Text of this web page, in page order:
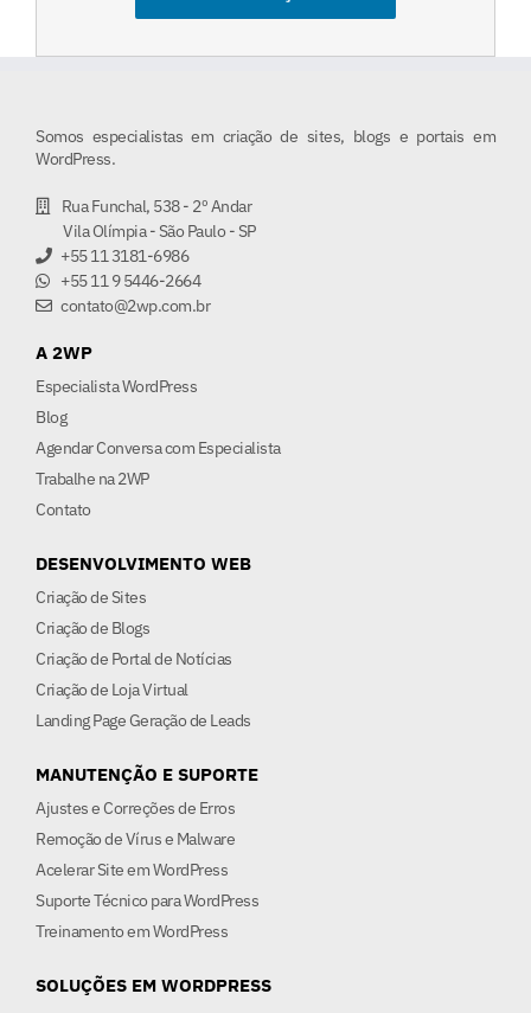
Somos especialistas em criação de sites, blogs e portais em
WordPress.
Rua Funchal, 538 - 2º Andar
Vila Olímpia - São Paulo - SP
+55 11 3181-6986
+55 11 9 5446-2664
contato@2wp.com.br
A 2WP
Especialista WordPress
Blog
Agendar Conversa com Especialista
Trabalhe na 2WP
Contato
DESENVOLVIMENTO WEB
Criação de Sites
Criação de Blogs
Criação de Portal de Notícias
Criação de Loja Virtual
Landing Page Geração de Leads
MANUTENÇÃO E SUPORTE
Ajustes e Correções de Erros
Remoção de Vírus e Malware
Acelerar Site em WordPress
Suporte Técnico para WordPress
Treinamento em WordPress
SOLUÇÕES EM WORDPRESS